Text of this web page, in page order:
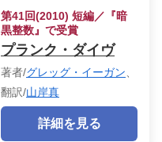
第41回(2010) 短編／『暗
黒整数』で受賞
プランク・ダイヴ
著者/グレッグ・イーガン
翻訳/山岸真
詳細を見る